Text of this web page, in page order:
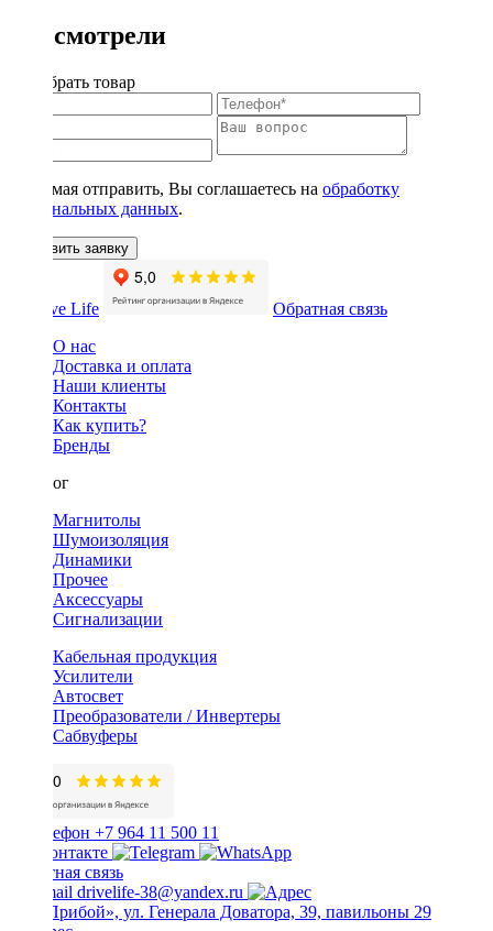
Вы смотрели
Подобрать товар
Нажимая отправить, Вы соглашаетесь на обработку
персональных данных.
Оставить заявку
Обратная связь
О нас
Доставка и оплата
Наши клиенты
Контакты
Как купить?
Бренды
Каталог
Магнитолы
Шумоизоляция
Динамики
Прочее
Аксессуары
Сигнализации
Кабельная продукция
Усилители
Автосвет
Преобразователи / Инвертеры
Сабвуферы
+7 964 11 500 11
Обратная связь
drivelife-38@yandex.ru
ТЦ «Прибой», ул. Генерала Доватора, 39, павильоны 29